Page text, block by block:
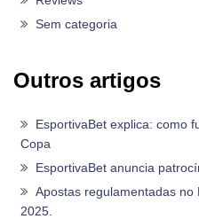
Sem categoria
Outros artigos
EsportivaBet explica: como
Copa
EsportivaBet anuncia
Apostas regulamentadas no
2025.